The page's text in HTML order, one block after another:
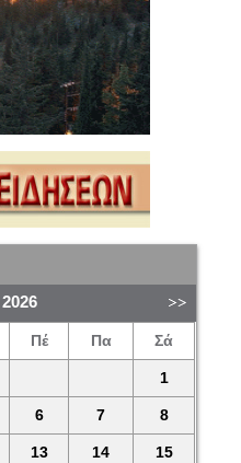
2026
Πέ Πα Σά
1
6 7 8
13 14 15